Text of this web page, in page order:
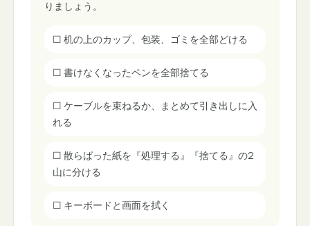
りましょう。
☐ 机の上のカップ、包装、ゴミを全部どける
☐ 書けなくなったペンを全部捨てる
☐ ケーブルを束ねるか、まとめて引き出しに入
れる
☐ 散らばった紙を『処理する』『捨てる』の2
山に分ける
☐ キーボードと画面を拭く